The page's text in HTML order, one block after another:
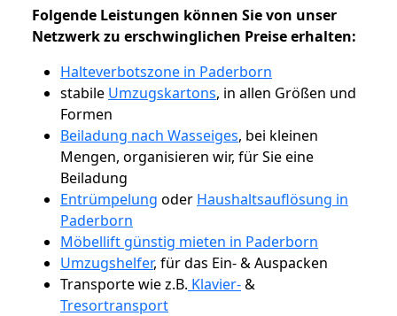
Folgende Leistungen können Sie von unser
Netzwerk zu erschwinglichen Preise erhalten:
Halteverbotszone in Paderborn
stabile Umzugskartons, in allen Größen und
Formen
Beiladung nach Wasseiges, bei kleinen
Mengen, organisieren wir, für Sie eine
Beiladung
Entrümpelung oder Haushaltsauflösung in
Paderborn
Möbellift günstig mieten in Paderborn
Umzugshelfer, für das Ein- & Auspacken
Transporte wie z.B. Klavier-&
Tresortransport